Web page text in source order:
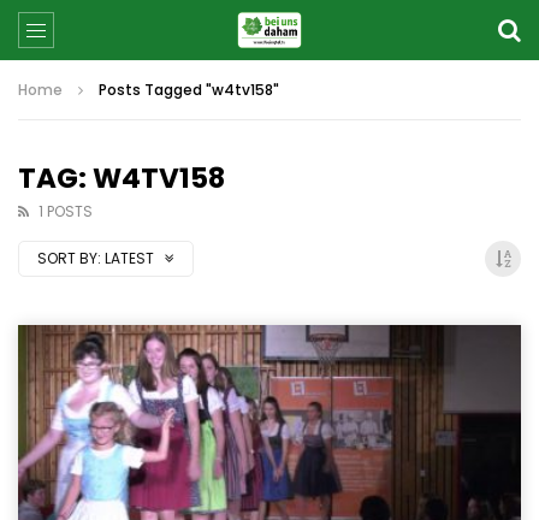
Home Posts Tagged "w4tv158"
TAG: W4TV158
1 POSTS
SORT BY: LATEST